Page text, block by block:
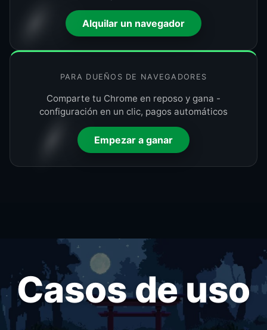
Alquilar un navegador
PARA DUEÑOS DE NAVEGADORES
Comparte tu Chrome en reposo y gana -
configuración en un clic, pagos automáticos
Empezar a ganar
Casos de uso